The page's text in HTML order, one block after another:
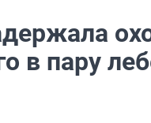
в пару